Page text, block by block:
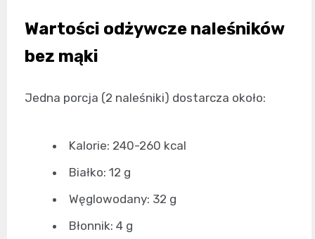
Wartości odżywcze naleśników
bez mąki
Jedna porcja (2 naleśniki) dostarcza około:
Kalorie: 240-260 kcal
Białko: 12 g
Węglowodany: 32 g
Błonnik: 4 g